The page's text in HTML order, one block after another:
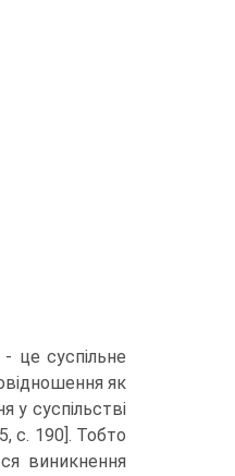
це суспільне
як
у суспільстві
с. 190]. Тобто
виникнення